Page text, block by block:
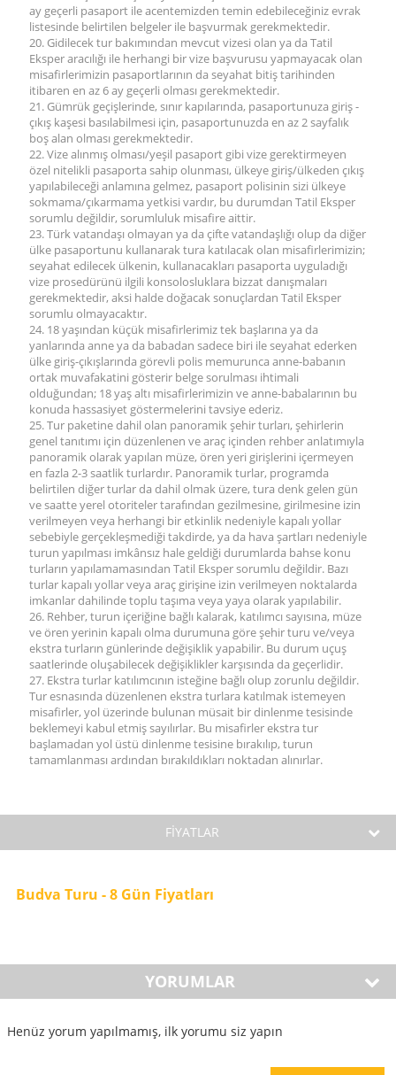
ay geçerli pasaport ile acentemizden temin edebileceğiniz evrak
listesinde belirtilen belgeler ile başvurmak gerekmektedir.
20. Gidilecek tur bakımından mevcut vizesi olan ya da Tatil
Eksper aracılığı ile herhangi bir vize başvurusu yapmayacak olan
misafirlerimizin pasaportlarının da seyahat bitiş tarihinden
itibaren en az 6 ay geçerli olması gerekmektedir.
21. Gümrük geçişlerinde, sınır kapılarında, pasaportunuza giriş -
çıkış kaşesi basılabilmesi için, pasaportunuzda en az 2 sayfalık
boş alan olması gerekmektedir.
22. Vize alınmış olması/yeşil pasaport gibi vize gerektirmeyen
özel nitelikli pasaporta sahip olunması, ülkeye giriş/ülkeden çıkış
yapılabileceği anlamına gelmez, pasaport polisinin sizi ülkeye
sokmama/çıkarmama yetkisi vardır, bu durumdan Tatil Eksper
sorumlu değildir, sorumluluk misafire aittir.
23. Türk vatandaşı olmayan ya da çifte vatandaşlığı olup da diğer
ülke pasaportunu kullanarak tura katılacak olan misafirlerimizin;
seyahat edilecek ülkenin, kullanacakları pasaporta uyguladığı
vize prosedürünü ilgili konsolosluklara bizzat danışmaları
gerekmektedir, aksi halde doğacak sonuçlardan Tatil Eksper
sorumlu olmayacaktır.
24. 18 yaşından küçük misafirlerimiz tek başlarına ya da
yanlarında anne ya da babadan sadece biri ile seyahat ederken
ülke giriş-çıkışlarında görevli polis memurunca anne-babanın
ortak muvafakatini gösterir belge sorulması ihtimali
olduğundan; 18 yaş altı misafirlerimizin ve anne-babalarının bu
konuda hassasiyet göstermelerini tavsiye ederiz.
25. Tur paketine dahil olan panoramik şehir turları, şehirlerin
genel tanıtımı için düzenlenen ve araç içinden rehber anlatımıyla
panoramik olarak yapılan müze, ören yeri girişlerini içermeyen
en fazla 2-3 saatlik turlardır. Panoramik turlar, programda
belirtilen diğer turlar da dahil olmak üzere, tura denk gelen gün
ve saatte yerel otoriteler tarafından gezilmesine, girilmesine izin
verilmeyen veya herhangi bir etkinlik nedeniyle kapalı yollar
sebebiyle gerçekleşmediği takdirde, ya da hava şartları nedeniyle
turun yapılması imkânsız hale geldiği durumlarda bahse konu
turların yapılamamasından Tatil Eksper sorumlu değildir. Bazı
turlar kapalı yollar veya araç girişine izin verilmeyen noktalarda
imkanlar dahilinde toplu taşıma veya yaya olarak yapılabilir.
26. Rehber, turun içeriğine bağlı kalarak, katılımcı sayısına, müze
ve ören yerinin kapalı olma durumuna göre şehir turu ve/veya
ekstra turların günlerinde değişiklik yapabilir. Bu durum uçuş
saatlerinde oluşabilecek değişiklikler karşısında da geçerlidir.
27. Ekstra turlar katılımcının isteğine bağlı olup zorunlu değildir.
Tur esnasında düzenlenen ekstra turlara katılmak istemeyen
misafirler, yol üzerinde bulunan müsait bir dinlenme tesisinde
beklemeyi kabul etmiş sayılırlar. Bu misafirler ekstra tur
başlamadan yol üstü dinlenme tesisine bırakılıp, turun
tamamlanması ardından bırakıldıkları noktadan alınırlar.
FİYATLAR
Budva Turu - 8 Gün Fiyatları
YORUMLAR
Henüz yorum yapılmamış, ilk yorumu siz yapın